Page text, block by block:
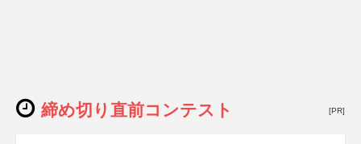
締め切り直前コンテスト [PR]